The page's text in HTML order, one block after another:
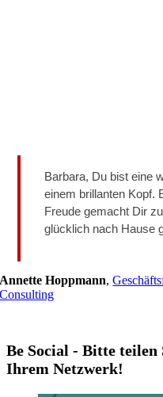
Barbara, Du bist eine
einem brillanten Kopf.
Freude gemacht Dir
glücklich nach Hause
Annette Hoppmann,
Consulting
Be Social - Bitte
Ihrem Netzwerk!